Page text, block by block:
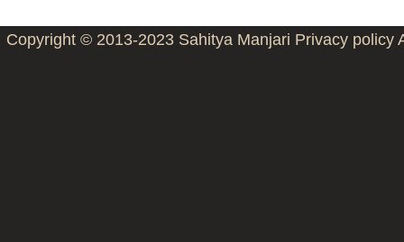
Copyright © 2013-2023 Sahitya Manjari Privacy policy